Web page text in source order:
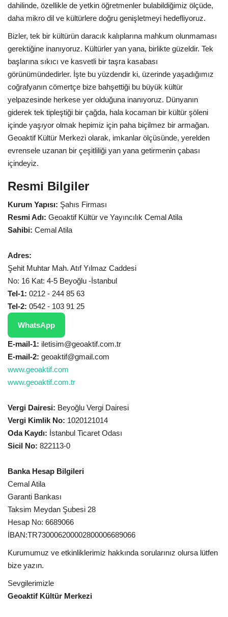
dahilinde, özellikle de yetkin öğretmenler bulabildiğimiz ölçüde,
daha mikro dil ve kültürlere doğru genişletmeyi hedefliyoruz.
Bizler, tek bir kültürün daracık kalıplarına mahkum olunmaması
gerektiğine inanıyoruz. Kültürler yan yana, birlikte güzeldir. Tek
başlarına sıkıcı ve kasvetli bir taşra kasabası
görünümündedirler. İşte bu yüzdendir ki, üzerinde yaşadığımız
coğrafyanın cömertçe bize bahşettiği bu büyük kültür
yelpazesinde herkese yer olduğuna inanıyoruz. Dünyanın
giderek tek tipleştiği bir çağda, hala kocaman bir kültür şöleni
içinde yaşıyor olmak hepimiz için paha biçilmez bir armağan.
Geoaktif Kültür Merkezi olarak, imkanlar ölçüsünde, yerelden
evrensele uzanan bir çeşitliliği yan yana getirmenin çabası
içindeyiz.
Resmi Bilgiler
Kurum Yapısı: Şahıs Firması
Resmi Adı: Geoaktif Kültür ve Yayıncılık Cemal Atila
Sahibi: Cemal Atila
Adres:
Şehit Muhtar Mah. Atıf Yılmaz Caddesi
No: 16 Kat: 4-5 Beyoğlu -İstanbul
Tel-1: 0212 - 244 85 63
Tel-2: 0542 - 103 91 25
WhatsApp
E-mail-1: iletisim@geoaktif.com.tr
E-mail-2: geoaktif@gmail.com
www.geoaktif.com
www.geoaktif.com.tr
Vergi Dairesi: Beyoğlu Vergi Dairesi
Vergi Kimlik No: 1020121014
Oda Kaydı: İstanbul Ticaret Odası
Sicil No: 822113-0
Banka Hesap Bilgileri
Cemal Atila
Garanti Bankası
Taksim Meydan Şubesi 28
Hesap No: 6689066
İBAN:TR730006200002800006689066
Kurumumuz ve etkinliklerimiz hakkında sorularınız olursa lütfen
bize yazın.
Sevgilerimizle
Geoaktif Kültür Merkezi